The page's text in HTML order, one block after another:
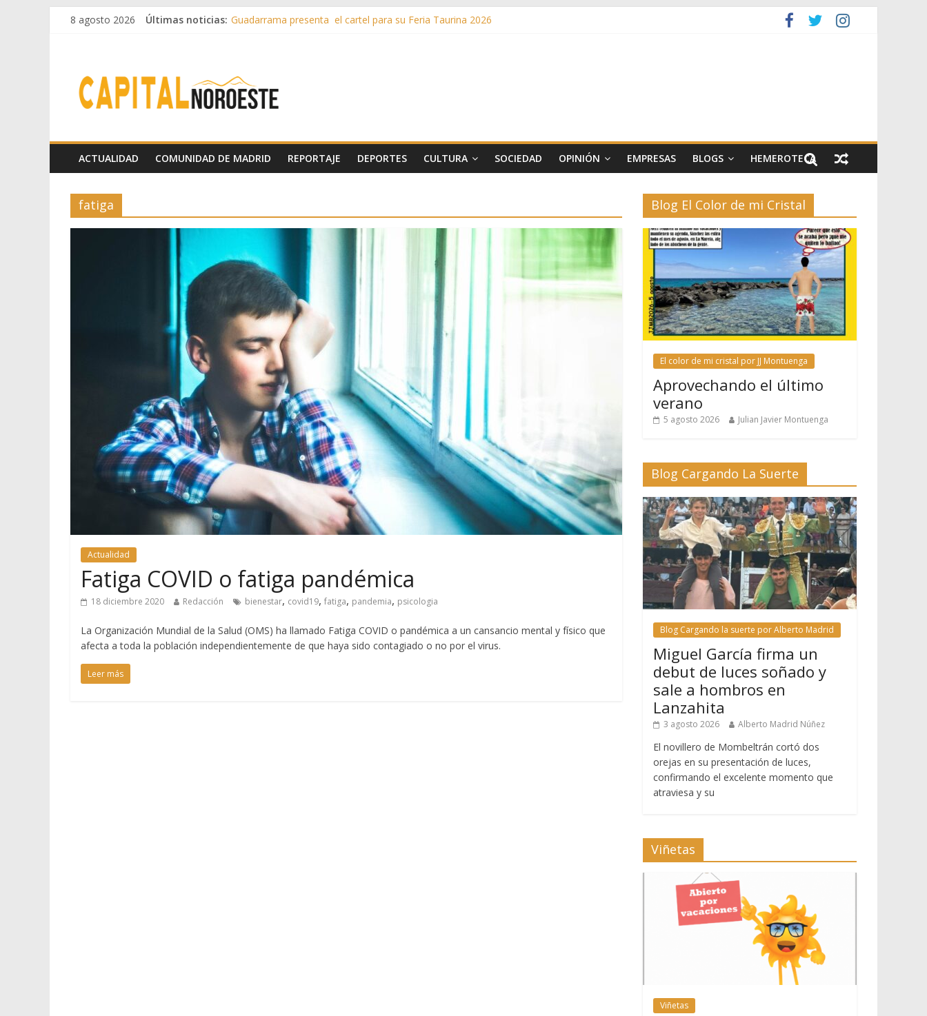
8 agosto 2026 Últimas noticias: Guadarrama presenta el cartel para su Feria Taurina 2026
Alerta de consumos inusuales de agua potable gracias a la telelectura de Canal de Isabel II
ACTUALIDAD COMUNIDAD DE MADRID REPORTAJE DEPORTES CULTURA SOCIEDAD OPINIÓN EMPRESAS BLOGS HEMEROTECA
fatiga
Actualidad
Fatiga COVID o fatiga pandémica
18 diciembre 2020 Redacción bienestar, covid19, fatiga, pandemia, psicologia
La Organización Mundial de la Salud (OMS) ha llamado Fatiga COVID o pandémica a un cansancio mental y físico que
afecta a toda la población independientemente de que haya sido contagiado o no por el virus.
Leer más
Blog El Color de mi Cristal
El color de mi cristal por JJ Montuenga
Aprovechando el último
verano
5 agosto 2026 Julian Javier Montuenga
Blog Cargando La Suerte
Blog Cargando la suerte por Alberto Madrid
Miguel García firma un
debut de luces soñado y
sale a hombros en
Lanzahita
3 agosto 2026 Alberto Madrid Núñez
El novillero de Mombeltrán cortó dos
orejas en su presentación de luces,
confirmando el excelente momento que
atraviesa y su
Viñetas
Viñetas